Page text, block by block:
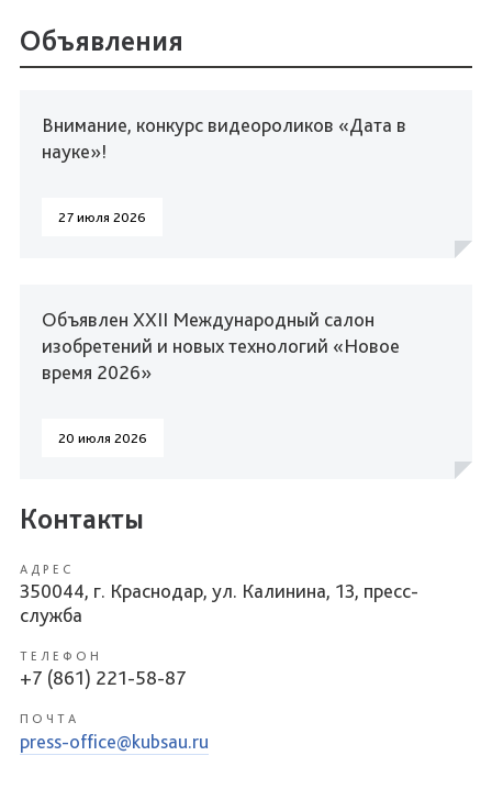
Объявления
Внимание, конкурс видеороликов «Дата в
науке»!
27 июля 2026
Объявлен XXII Международный салон
изобретений и новых технологий «Новое
время 2026»
20 июля 2026
Контакты
АДРЕС
350044, г. Краснодар, ул. Калинина, 13, пресс-
служба
ТЕЛЕФОН
+7 (861) 221-58-87
ПОЧТА
press-office@kubsau.ru